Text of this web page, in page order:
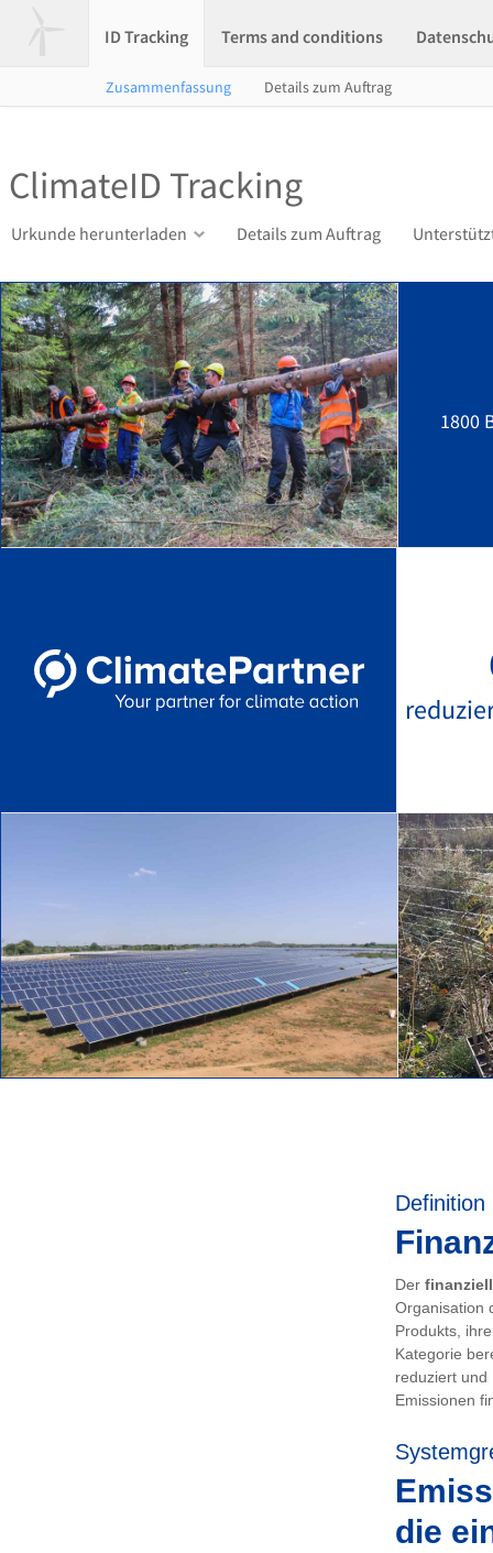
ID Tracking Terms and conditions
Zusammenfassung Details zum Auftrag
ClimateID Tracking
Urkunde herunterladen Details zum Auftrag
1800
Definition
Der
Organisation
Produkts,
Kategorie
reduziert und
Emissionen
die